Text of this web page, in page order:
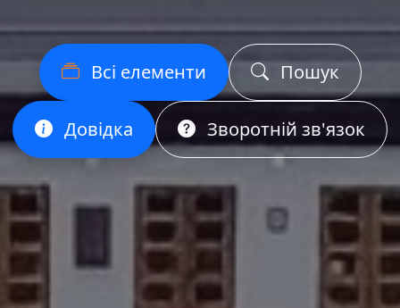
Всі елементи Пошук
Довідка Зворотній зв'язок